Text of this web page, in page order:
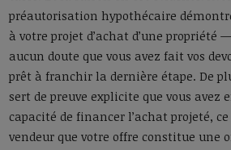
préautorisation hypothécaire
à votre projet d’achat d’une propriété
aucun doute que vous avez fait vos
prêt à franchir la dernière étape. De
sert de preuve explicite que vous avez
capacité de financer l’achat projeté,
vendeur que votre offre constitue une